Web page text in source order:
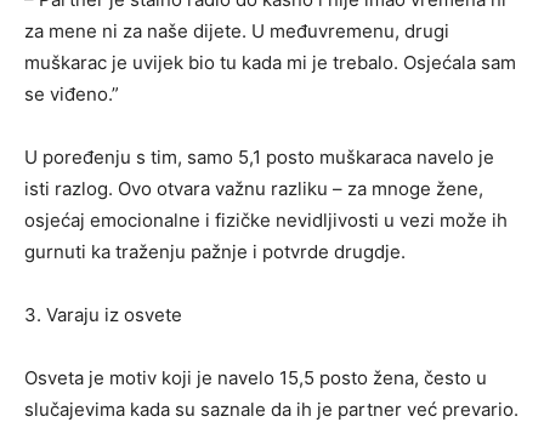
za mene ni za naše dijete. U međuvremenu, drugi
muškarac je uvijek bio tu kada mi je trebalo. Osjećala sam
se viđeno.”
U poređenju s tim, samo 5,1 posto muškaraca navelo je
isti razlog. Ovo otvara važnu razliku – za mnoge žene,
osjećaj emocionalne i fizičke nevidljivosti u vezi može ih
gurnuti ka traženju pažnje i potvrde drugdje.
3. Varaju iz osvete
Osveta je motiv koji je navelo 15,5 posto žena, često u
slučajevima kada su saznale da ih je partner već prevario.